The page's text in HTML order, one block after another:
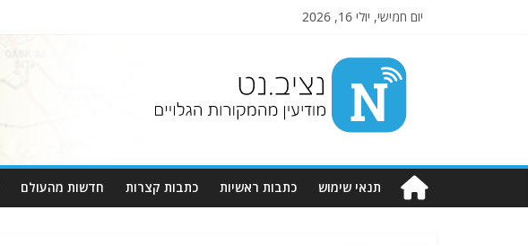
יום חמישי, יולי 16, 2026
Nziv.net
מודיעין
מהמקורות
תנאי שימוש כתבות ראשיות כתבות קצרות חדשות מהעולם